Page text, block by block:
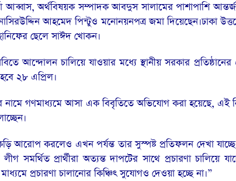
আব্বাস, অর্থবিষয়ক সম্পাদক আবদুস সালামের পাশাপাশি
আহমেদ পিন্টুও মনোনয়নপত্র জমা দিয়েছেন।ঢাকা
ছেলে সাঈদ খোকন।
আন্দোলন চালিয়ে যাওয়ার মধ্যে স্থানীয় সরকার
২৮ এপ্রিল।
গণমাধ্যমে আসা এক বিবৃতিতে অভিযোগ করা হয়েছে, এই
আরোপ করলেও এখন পর্যন্ত তার সুস্পষ্ট প্রতিফলন দেখা যাচ্ছে
সমর্থিত প্রার্থীরা অত্যন্ত দাপটের সাথে প্রচারণা চালিয়ে
প্রচারণা চালানোর কিঞ্চিৎ সুযোগও দেওয়া হচ্ছে না।”